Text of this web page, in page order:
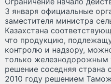
3 января официальные
заместителя министра
Казахстана
что продукцию,
контролю и надзору,
только железнодорожным
решение соседняя страна
2010 году решением